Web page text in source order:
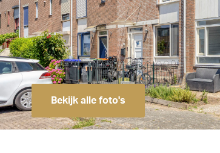
Bekijk alle foto's